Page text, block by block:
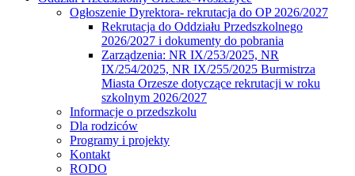
Ogłoszenie Dyrektora- rekrutacja do OP 2026/2027
Rekrutacja do Oddziału Przedszkolnego
2026/2027 i dokumenty do pobrania
Zarządzenia: NR IX/253/2025, NR
IX/254/2025, NR IX/255/2025 Burmistrza
Miasta Orzesze dotyczące rekrutacji w roku
szkolnym 2026/2027
Informacje o przedszkolu
Dla rodziców
Programy i projekty
Kontakt
RODO